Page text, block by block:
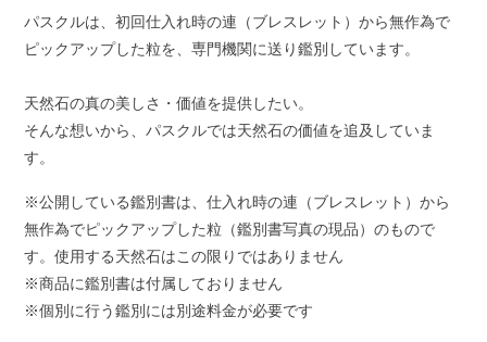
パスクルは、初回仕入れ時の連（ブレスレット）から無作為で
ピックアップした粒を、専門機関に送り鑑別しています。
天然石の真の美しさ・価値を提供したい。
そんな想いから、パスクルでは天然石の価値を追及していま
す。
※公開している鑑別書は、仕入れ時の連（ブレスレット）から
無作為でピックアップした粒（鑑別書写真の現品）のもので
す。使用する天然石はこの限りではありません
※商品に鑑別書は付属しておりません
※個別に行う鑑別には別途料金が必要です